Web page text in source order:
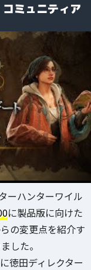
ミュニティア
ーハンターワイル
に製品版に向けた
の変更点を紹介す
した。
徳田ディレクター